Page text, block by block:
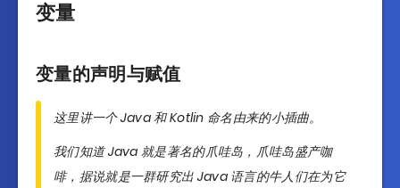
变量
变量的声明与赋值
这里讲一个 Java 和 Kotlin 命名由来的小插曲。
我们知道 Java 就是著名的爪哇岛，爪哇岛盛产咖
啡，据说就是一群研究出 Java 语言的牛人们在为它